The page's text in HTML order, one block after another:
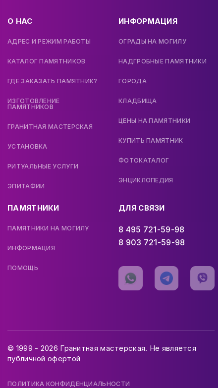
О НАС
АДРЕС И РЕЖИМ РАБОТЫ
КАТАЛОГ ПАМЯТНИКОВ
ГДЕ ЗАКАЗАТЬ ПАМЯТНИК?
ИЗГОТОВЛЕНИЕ
ПАМЯТНИКОВ
ГРАНИТНАЯ МАСТЕРСКАЯ
УСТАНОВКА
РИТУАЛЬНЫЕ УСЛУГИ
ЭПИТАФИИ
ИНФОРМАЦИЯ
ОГРАДЫ НА МОГИЛУ
НАДГРОБНЫЕ ПАМЯТНИКИ
ГОРОДА
КЛАДБИЩА
ЦЕНЫ НА ПАМЯТНИКИ
КУПИТЬ ПАМЯТНИК
ФОТОКАТАЛОГ
ЭНЦИКЛОПЕДИЯ
ПАМЯТНИКИ
ПАМЯТНИКИ НА МОГИЛУ
ИНФОРМАЦИЯ
ПОМОЩЬ
ДЛЯ СВЯЗИ
8 495 721-59-98
8 903 721-59-98
© 1999 - 2026 Гранитная мастерская. Не является
публичной офертой
ПОЛИТИКА КОНФИДЕНЦИАЛЬНОСТИ